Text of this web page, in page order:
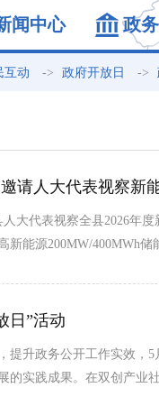
闻中心 政
互动 -> 政府开放日 ->
请人大代表视察新
大代表视察全县2026年
新能源200MW/400MWh
日”活动
提升政务公开工作实效，
的实践成果。在双创产